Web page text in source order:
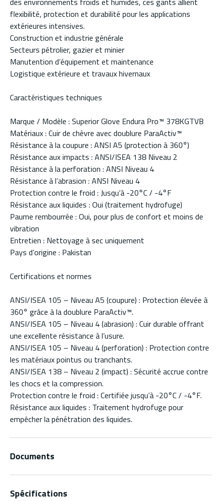
flexibilité, protection et durabilité pour les applications
extérieures intensives.
Construction et industrie générale
Secteurs pétrolier, gazier et minier
Manutention d’équipement et maintenance
Logistique extérieure et travaux hivernaux
Caractéristiques techniques
Marque / Modèle : Superior Glove Endura Pro™ 378KGTVB
Matériaux : Cuir de chèvre avec doublure ParaActiv™
Résistance à la coupure : ANSI A5 (protection à 360°)
Résistance aux impacts : ANSI/ISEA 138 Niveau 2
Résistance à la perforation : ANSI Niveau 4
Résistance à l’abrasion : ANSI Niveau 4
Protection contre le froid : Jusqu’à -20°C / -4°F
Résistance aux liquides : Oui (traitement hydrofuge)
Paume rembourrée : Oui, pour plus de confort et moins de
vibration
Entretien : Nettoyage à sec uniquement
Pays d’origine : Pakistan
Certifications et normes
ANSI/ISEA 105 – Niveau A5 (coupure) : Protection élevée à
360° grâce à la doublure ParaActiv™.
ANSI/ISEA 105 – Niveau 4 (abrasion) : Cuir durable offrant
une excellente résistance à l’usure.
ANSI/ISEA 105 – Niveau 4 (perforation) : Protection contre
les matériaux pointus ou tranchants.
ANSI/ISEA 138 – Niveau 2 (impact) : Sécurité accrue contre
les chocs et la compression.
Protection contre le froid : Certifiée jusqu’à -20°C / -4°F.
Résistance aux liquides : Traitement hydrofuge pour
empêcher la pénétration des liquides.
Documents
Spécifications